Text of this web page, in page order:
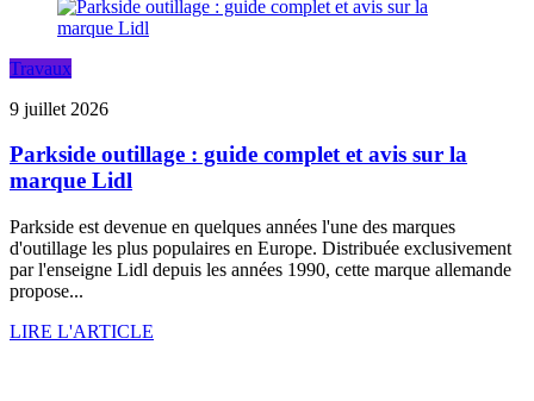
Travaux
9 juillet 2026
Parkside outillage : guide complet et avis sur la
marque Lidl
Parkside est devenue en quelques années l'une des marques
d'outillage les plus populaires en Europe. Distribuée exclusivement
par l'enseigne Lidl depuis les années 1990, cette marque allemande
propose...
LIRE L'ARTICLE